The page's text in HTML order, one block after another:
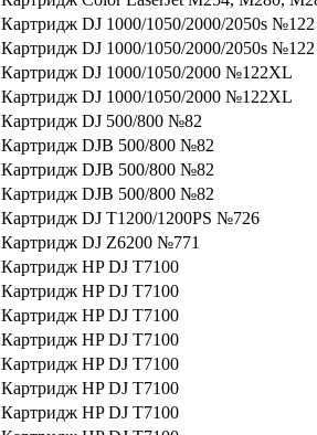
Картридж DJ 1000/1050/2000/2050s №122
Картридж DJ 1000/1050/2000/2050s №122
Картридж DJ 1000/1050/2000 №122XL
Картридж DJ 1000/1050/2000 №122XL
Картридж DJ 500/800 №82
Картридж DJВ 500/800 №82
Картридж DJВ 500/800 №82
Картридж DJВ 500/800 №82
Картридж DJ T1200/1200PS №726
Картридж DJ Z6200 №771
Картридж HP DJ T7100
Картридж HP DJ T7100
Картридж HP DJ T7100
Картридж HP DJ T7100
Картридж HP DJ T7100
Картридж HP DJ T7100
Картридж HP DJ T7100